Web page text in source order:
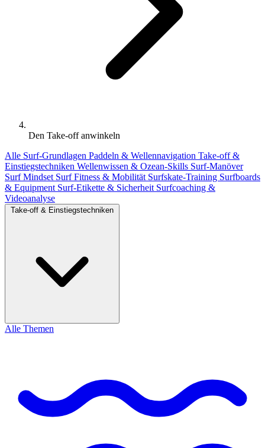
Den Take-off anwinkeln
Alle Surf-Grundlagen Paddeln & Wellennavigation Take-off &
Einstiegstechniken Wellenwissen & Ozean-Skills Surf-Manöver
Surf Mindset Surf Fitness & Mobilität Surfskate-Training Surfboards
& Equipment Surf-Etikette & Sicherheit Surfcoaching &
Videoanalyse
Take-off & Einstiegstechniken
Alle Themen